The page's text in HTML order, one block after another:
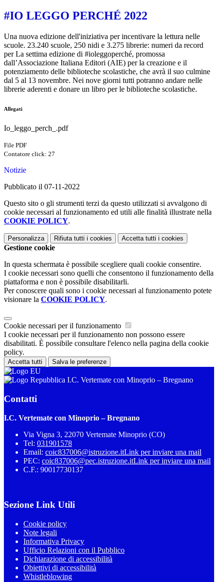
#IO LEGGO PERCHÉ 2022
Una nuova edizione dell'iniziativa per incentivare la lettura nelle
scuole. 23.240 scuole, 250 nidi e 3.275 librerie: numeri da record
per La settima edizione di #ioleggoperché, promossa
dall’Associazione Italiana Editori (AIE) per la creazione e il
potenziamento delle biblioteche scolastiche, che avrà il suo culmine
dal 5 al 13 novembre. Nei nove giorni tutti potranno andare nelle
librerie aderenti e donare un libro per le biblioteche scolastiche.
Allegati
Io_leggo_perch_.pdf
File PDF
Contatore click: 27
Notizie
Pubblicato il 07-11-2022
Questo sito o gli strumenti terzi da questo utilizzati si avvalgono di
cookie necessari al funzionamento ed utili alle finalità illustrate nella
COOKIE POLICY.
Personalizza Rifiuta tutti i cookies Accetta tutti i cookies
Gestione cookie
In questa schermata è possibile scegliere quali cookie consentire.
I cookie necessari sono quelli che consentono il funzionamento della
piattaforma e non è possibile disabilitarli.
Per conoscere quali sono i cookie necessari al funzionamento potete
visionare la COOKIE POLICY.
Cookie necessari per il funzionamento
I cookie necessari per il funzionamento non possono essere
disabilitati. È possibile consultare l'elenco nella pagina della cookie
policy.
Accetta tutti Salva le preferenze
I.C. Vertemate con Minoprio – Bregnano
Contatti
I.C. Vertemate con Minoprio – Bregnano
Via Vigna 3, 22070 Vertemate Minoprio (CO)
Tel: 031901578
Email: coic837006@istruzione.itLink per inviare una mail
PEC: coic837006@pec.istruzione.itLink per inviare una mail
C.F.: 90017730137
Sezione Link Utili
Cookie policy
Note legali
Informativa Privacy
Ufficio Relazioni con il Pubblico
Dichiarazione di accessibilità
Obiettivi di accessibilità
Whistleblowing